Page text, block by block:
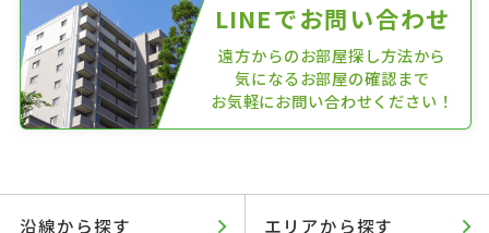
LINEでお問い合わせ
遠方からのお部屋探し方法から
気になるお部屋の確認まで
お気軽にお問い合わせください！
沿線から探す エリアから探す